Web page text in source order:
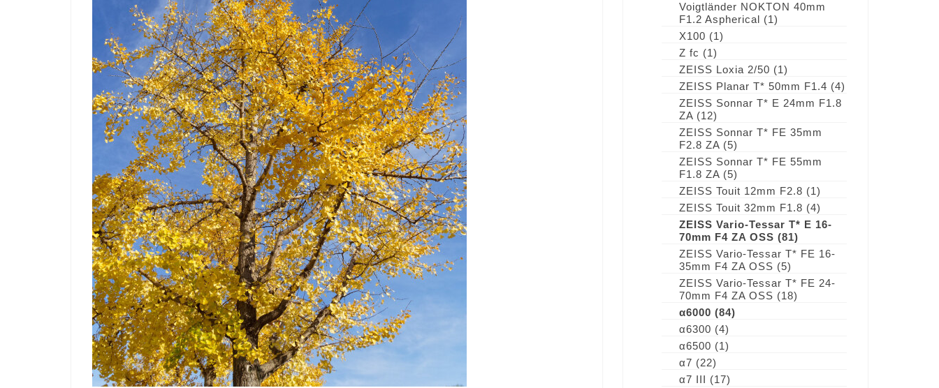
Voigtländer NOKTON 40mm
F1.2 Aspherical (1)
X100 (1)
Z fc (1)
ZEISS Loxia 2/50 (1)
ZEISS Planar T* 50mm F1.4 (4)
ZEISS Sonnar T* E 24mm F1.8
ZA(12)
ZEISS Sonnar T* FE 35mm
F2.8 ZA(5)
ZEISS Sonnar T* FE 55mm
F1.8 ZA(5)
ZEISS Touit 12mm F2.8 (1)
ZEISS Touit 32mm F1.8 (4)
ZEISS Vario-Tessar T* E 16-
70mm F4 ZA OSS (81)
ZEISS Vario-Tessar T* FE 16-
35mm F4 ZA OSS (5)
ZEISS Vario-Tessar T* FE 24-
70mm F4 ZA OSS (18)
α6000 (84)
α6300 (4)
α6500 (1)
α7 (22)
α7 III (17)